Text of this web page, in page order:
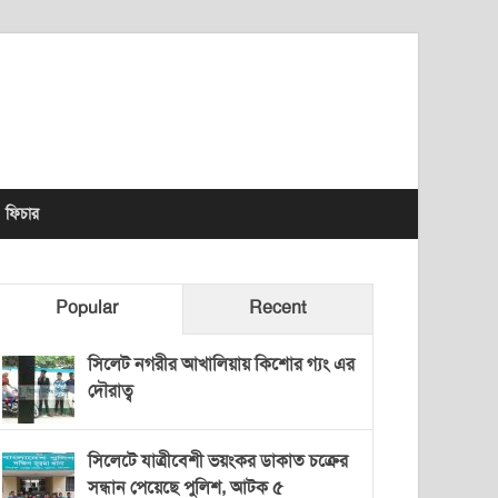
ফিচার
Popular Recent
সিলেট নগরীর আখালিয়ায় কিশোর গ্যং এর
দৌরাত্ব
সিলেটে যাত্রীবেশী ভয়ংকর ডাকাত চক্রের
সন্ধান পেয়েছে পুলিশ, আটক ৫